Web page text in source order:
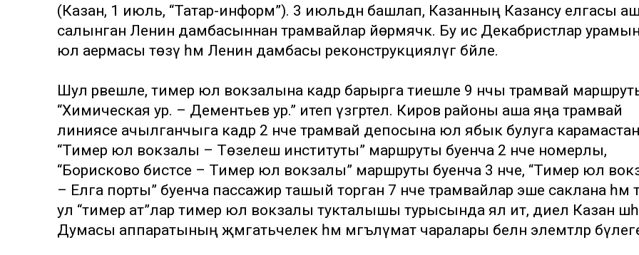
(Казан, 1 июль, “Татар-информ”). 3 июльдән башлап, Казанның Казансу елгасы
салынган Ленин дамбасыннан трамвайлар йөрмәячәк. Бу исә Декабристлар
юл аермасы төзү һәм Ленин дамбасы реконструкцияләүгә бәйле.
Шул рәвешле, тимер юл вокзалына кадәр барырга тиешле 9 нчы трамвай
“Химическая ур. – Дементьев ур.” итеп үзгәртелә. Киров районы аша яңа трамвай
линиясе ачылганчыга кадәр 2 нче трамвай депосына юл ябык булуга
“Тимер юл вокзалы – Төзелеш институты” маршруты буенча 2 нче номерлы,
“Борисково бистәсе – Тимер юл вокзалы” маршруты буенча 3 нче, “Тимер юл
– Елга порты” буенча пассажир ташый торган 7 нче трамвайлар эше саклана һәм
ул “тимер ат”лар тимер юл вокзалы тукталышы турысында ял итә, диелә Казан
Думасы аппаратының җәмәгатьчелек һәм мәгълүмат чаралары белән элемтәләр